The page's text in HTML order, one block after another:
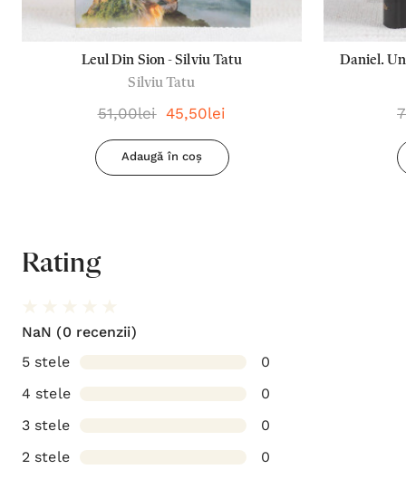
Leul Din Sion - Silviu Tatu
Silviu Tatu
51,00lei 45,50lei
Adaugă în coș
Daniel.
Rating
NaN (0 recenzii)
5 stele
0
4 stele
0
3 stele
0
2 stele
0